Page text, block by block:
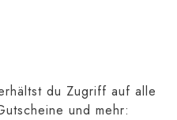
du Zugriff auf alle
und mehr: